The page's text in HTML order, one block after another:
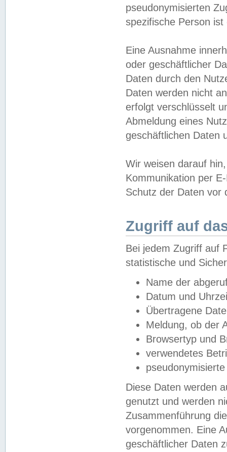
pseudonymisierten
spezifische Person
Eine Ausnahme
oder geschäftlicher
Daten durch den
Daten werden nicht
erfolgt verschlüsselt
Abmeldung eines
geschäftlichen Daten
Wir weisen darauf
Kommunikation per
Schutz der Daten vor
Zugriff auf
Bei jedem Zugriff auf
statistische und
Name der
Datum und
Übertragene
Meldung, ob der
Browsertyp und
verwendetes
Diese Daten werden
genutzt und werden
Zusammenführung
vorgenommen. Eine
geschäftlicher Daten